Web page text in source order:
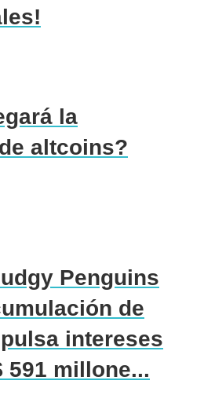
la
altcoins?
Penguins
de
intereses
591 millone...